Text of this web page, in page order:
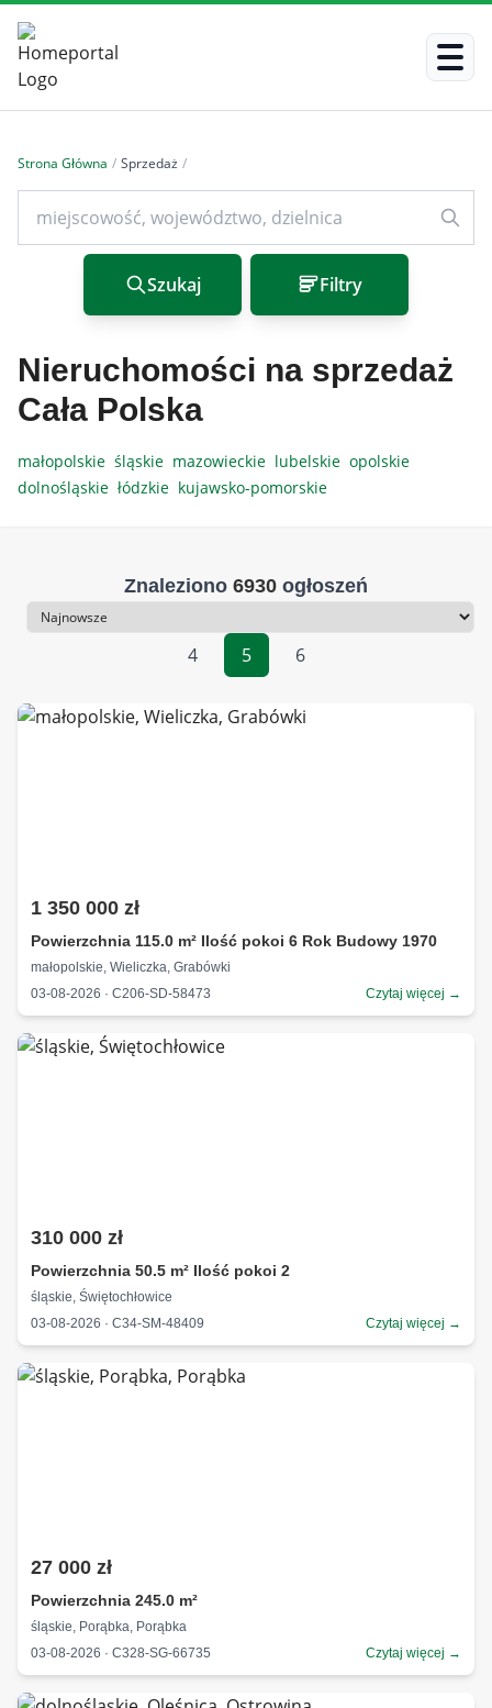
Strona Główna / Sprzedaż /
Szukaj Filtry
Nieruchomości na sprzedaż
Cała Polska
małopolskie śląskie mazowieckie lubelskie opolskie
dolnośląskie łódzkie kujawsko-pomorskie
Znaleziono 6930 ogłoszeń
Sortowanie
4
5 6
1 350 000 zł
Powierzchnia 115.0 m² Ilość pokoi 6 Rok Budowy 1970
małopolskie, Wieliczka, Grabówki
03-08-2026 · C206-SD-58473
Czytaj więcej →
310 000 zł
Powierzchnia 50.5 m² Ilość pokoi 2
śląskie, Świętochłowice
03-08-2026 · C34-SM-48409
Czytaj więcej →
27 000 zł
Powierzchnia 245.0 m²
śląskie, Porąbka, Porąbka
03-08-2026 · C328-SG-66735
Czytaj więcej →